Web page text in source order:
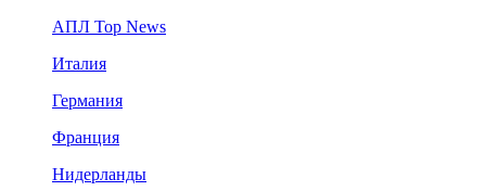
АПЛ Top News
Италия
Германия
Франция
Нидерланды